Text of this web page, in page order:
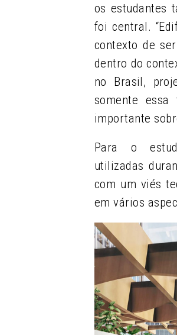
os estudantes
foi central.
contexto de
dentro do
no Brasil,
somente essa
importante
Para o
utilizadas
com um viés
em vários